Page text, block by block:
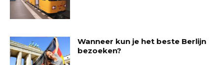
Wanneer kun je het beste Berlijn
bezoeken?